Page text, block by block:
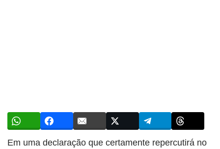
Em uma declaração que certamente repercutirá no